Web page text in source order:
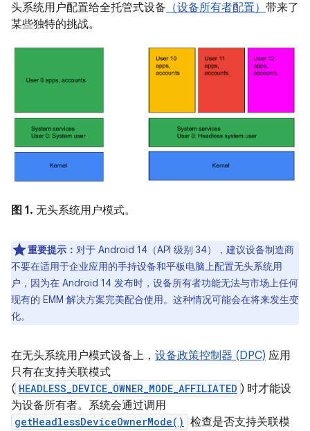
头系统用户配置给全托管式设备 （设备所有者配置） 带来了
某些独特的挑战。
图 1. 无头系统用户模式。
重要提示： 对于 Android 14（API 级别 34），建议设备制造商
不要在适用于企业应用的手持设备和平板电脑上配置无头系统用
户，因为在 Android 14 发布时，设备所有者功能无法与市场上任何
现有的 EMM 解决方案完美配合使用。这种情况可能会在将来发生变
化。
在无头系统用户模式设备上， 设备政策控制器 (DPC) 应用
只有在支持关联模式
( HEADLESS_DEVICE_OWNER_MODE_AFFILIATED ) 时才能设
为设备所有者。系统会通过调用
getHeadlessDeviceOwnerMode() 检查是否支持关联模